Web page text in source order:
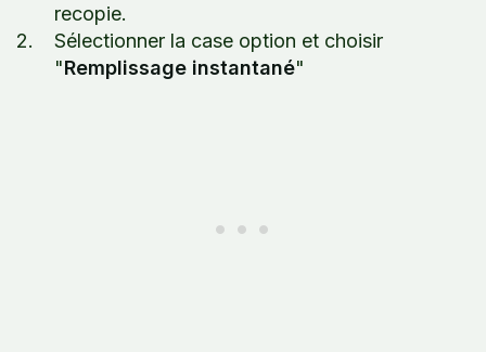
recopie.
Sélectionner la case option et choisir
"Remplissage instantané"